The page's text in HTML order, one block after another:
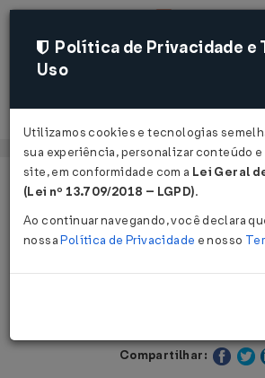
Página Inicial Legislações
Lei Nº 15812 DE 20/07/
Publicado no DOE - CE em
Compartilhar:
Política de Privacidade e
Uso
Utilizamos cookies e tecnologias
sua experiência, personalizar conteúdo
site, em conformidade com a Lei Geral
(Lei nº 13.709/2018 – LGPD).
Ao continuar navegando, você declara
nossaPolítica de Privacidade e nosso